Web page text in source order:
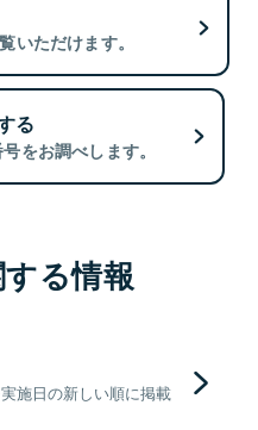
いただけます。
る
をお調べします。
る情報
施日の新しい順に掲載